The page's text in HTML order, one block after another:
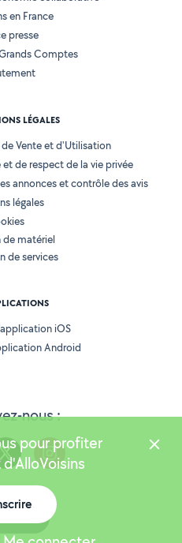
nous :
en France
presse
Comptes
LÉGALES
Vente et d'Utilisation
de respect de la vie privée
annonces et contrôle des avis
légales
de matériel
de services
iOS
Android
25.5.3
pour profiter